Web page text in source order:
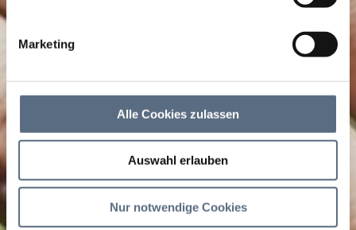
Marketing
Alle Cookies zulassen
Auswahl erlauben
Nur notwendige Cookies